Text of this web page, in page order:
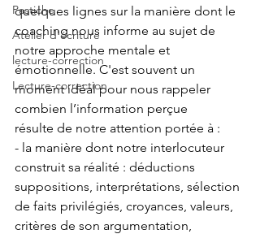
Pastiche
Atelier d'écriture
lecture-correction
Lecture-correction
quelques lignes sur la manière dont le
coaching nous informe au sujet de
notre approche mentale et
émotionnelle. C'est souvent un
moment idéal pour nous rappeler
combien l’information perçue
résulte de notre attention portée à :
- la manière dont notre interlocuteur
construit sa réalité : déductions
suppositions, interprétations, sélection
de faits privilégiés, croyances, valeurs,
critères de son argumentation,